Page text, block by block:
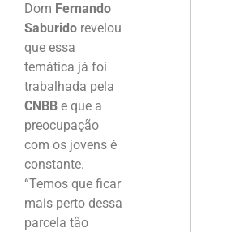
Dom Fernando
Saburido revelou
que essa
temática já foi
trabalhada pela
CNBB e que a
preocupação
com os jovens é
constante.
“Temos que ficar
mais perto dessa
parcela tão